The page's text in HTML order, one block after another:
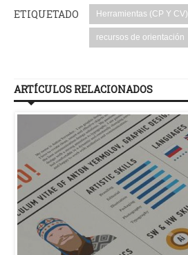
ETIQUETADO Herramientas (CP Y CV)
recursos de orientación
ARTÍCULOS RELACIONADOS